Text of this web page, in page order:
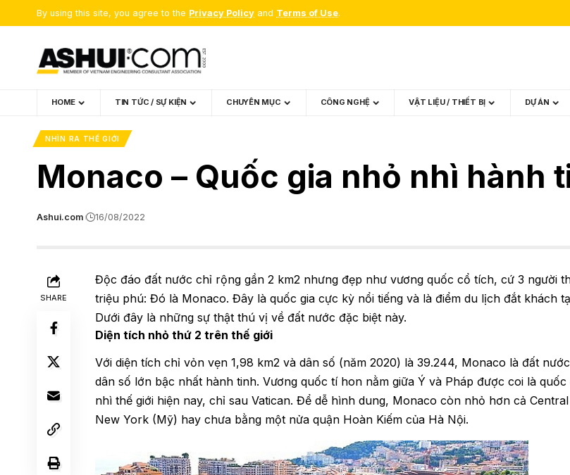
By using this site, you agree to the Privacy Policy and Terms of Use.
HOME TIN TỨC / SỰ KIỆN CHUYÊN MỤC CÔNG NGHỆ VẬT LIỆU / THIẾT BỊ DỰ ÁN
NHÌN RA THẾ GIỚI
Monaco – Quốc gia nhỏ nhì hành
Ashui.com 16/08/2022
SHARE
Độc đáo đất nước chỉ rộng gần 2 km2 nhưng đẹp như vương quốc cổ tích, cứ 3 người
triệu phú: Đó là Monaco. Đây là quốc gia cực kỳ nổi tiếng và là điểm du lịch đắt khách
Dưới đây là những sự thật thú vị về đất nước đặc biệt này.
Diện tích nhỏ thứ 2 trên thế giới
Với diện tích chỉ vỏn vẹn 1,98 km2 và dân số (năm 2020) là 39.244, Monaco là đất
dân số lớn bậc nhất hành tinh. Vương quốc tí hon nằm giữa Ý và Pháp được coi là
nhì thế giới hiện nay, chỉ sau Vatican. Để dễ hình dung, Monaco còn nhỏ hơn cả
New York (Mỹ) hay chưa bằng một nửa quận Hoàn Kiếm của Hà Nội.